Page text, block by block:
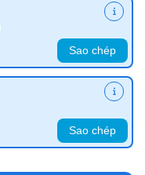
Sao chép
Sao chép